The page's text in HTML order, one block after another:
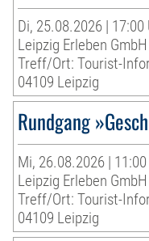
Di, 25.08.2026 | 17:00
Leipzig Erleben GmbH
Treff/Ort: Tourist-
04109 Leipzig
Rundgang
Mi, 26.08.2026 |
Leipzig Erleben GmbH
Treff/Ort: Tourist-
04109 Leipzig